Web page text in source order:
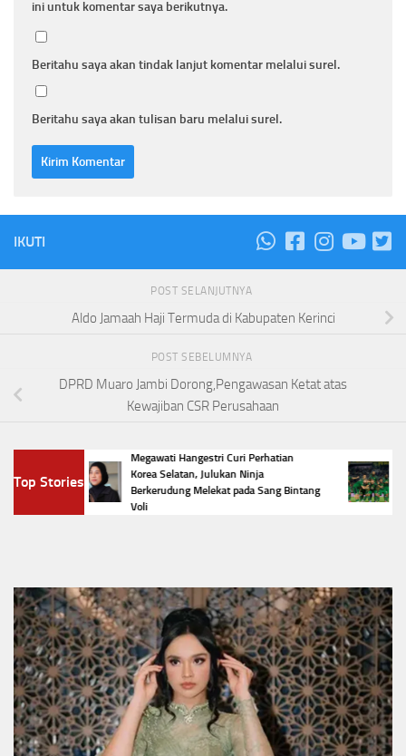
ini untuk komentar saya berikutnya.
Beritahu saya akan tindak lanjut komentar melalui surel.
Beritahu saya akan tulisan baru melalui surel.
IKUTI
POST SELANJUTNYA
Aldo Jamaah Haji Termuda di Kabupaten Kerinci
POST SEBELUMNYA
DPRD Muaro Jambi Dorong,Pengawasan Ketat atas
Kewajiban CSR Perusahaan
Top Stories
Jadi
Megawati Hangestri Curi Perhatian
Korea Selatan, Julukan Ninja
Berkerudung Melekat pada Sang Bintang
Daftar